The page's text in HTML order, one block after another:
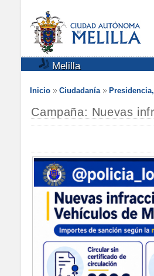
Melilla
Inicio Ciudadanía
Campaña: Nuevas